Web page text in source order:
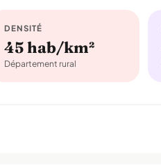
DENSITÉ
45 hab/km²
Département rural